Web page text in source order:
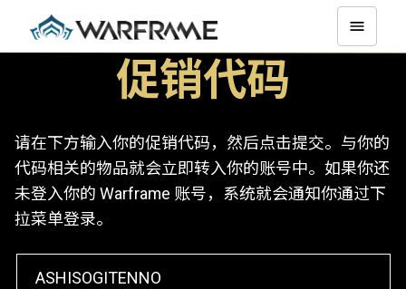
促销代码
请在下方输入你的促销代码，然后点击提交。与你的
代码相关的物品就会立即转入你的账号中。如果你还
未登入你的 Warframe 账号，系统就会通知你通过下
拉菜单登录。